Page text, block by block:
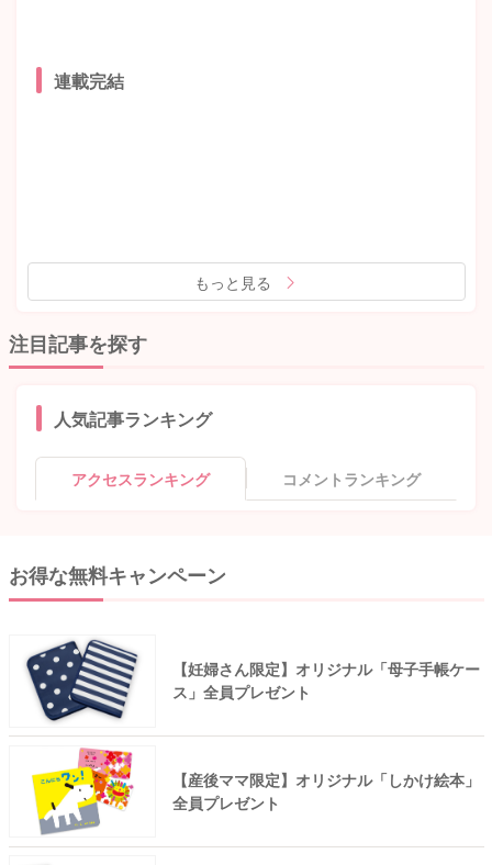
連載完結
もっと見る
注目記事を探す
人気記事ランキング
アクセスランキング コメントランキング
お得な無料キャンペーン
【妊婦さん限定】オリジナル「母子手帳ケー
ス」全員プレゼント
【産後ママ限定】オリジナル「しかけ絵本」
全員プレゼント